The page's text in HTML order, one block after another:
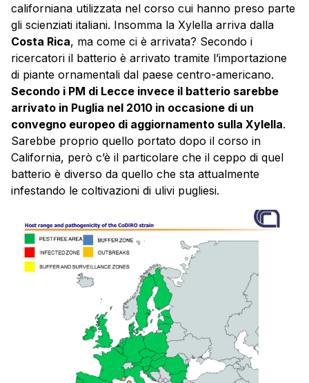
californiana utilizzata nel corso cui hanno preso parte
gli scienziati italiani. Insomma la Xylella arriva dalla
Costa Rica, ma come ci è arrivata? Secondo i
ricercatori il batterio è arrivato tramite l’importazione
di piante ornamentali dal paese centro-americano.
Secondo i PM di Lecce invece il batterio sarebbe
arrivato in Puglia nel 2010 in occasione di un
convegno europeo di aggiornamento sulla Xylella.
Sarebbe proprio quello portato dopo il corso in
California, però c’è il particolare che il ceppo di quel
batterio è diverso da quello che sta attualmente
infestando le coltivazioni di ulivi pugliesi.